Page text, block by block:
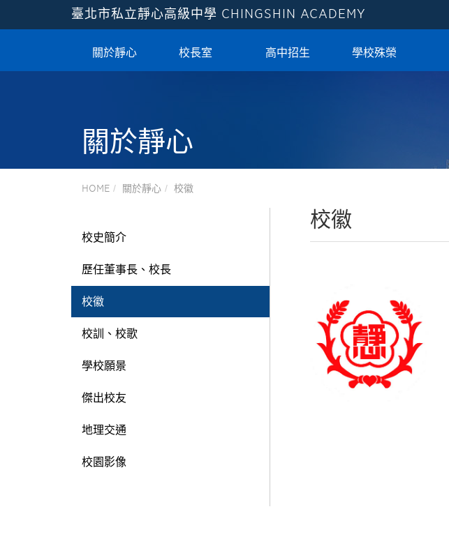
臺北市私立靜心高級中學 CHINGSHIN ACADEMY
關於靜心 校長室 高中招生 學校殊榮
關於靜心
HOME 關於靜心 校徽
校史簡介
歷任董事長、校長
校徽
校訓、校歌
學校願景
傑出校友
地理交通
校園影像
校徽